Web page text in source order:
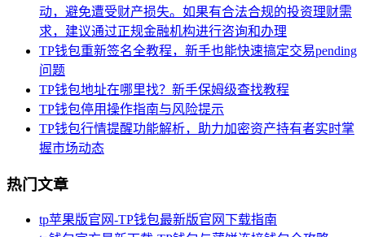
动，避免遭受财产损失。如果有合法合规的投资理财需
求，建议通过正规金融机构进行咨询和办理
TP钱包重新签名全教程，新手也能快速搞定交易pending
问题
TP钱包地址在哪里找？新手保姆级查找教程
TP钱包停用操作指南与风险提示
TP钱包行情提醒功能解析，助力加密资产持有者实时掌
握市场动态
热门文章
tp苹果版官网-TP钱包最新版官网下载指南